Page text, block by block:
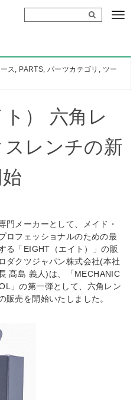
ス, PARTS,パーツカテゴリ , ツー
） 六角レ
レンチの新
門メーカーとして、メイド・
ロフェッショナルのための最
る「EIGHT（エイト）」の販
ダクツジャパン株式会社(本社
髙島 義人)は、「MECHANIC
」の第一弾として、六角レン
販売を開始いたしました。